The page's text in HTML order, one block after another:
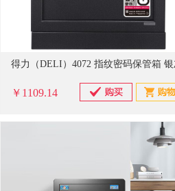
得力（DELI）4072 指纹密码保管箱
￥1109.14